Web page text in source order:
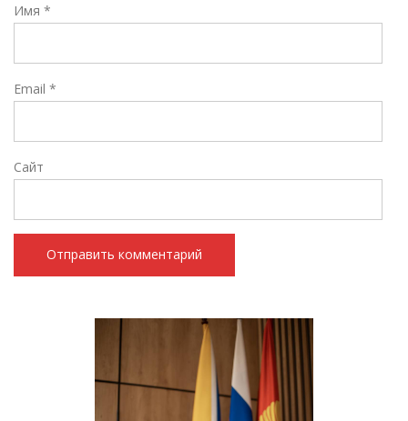
Имя *
Email *
Сайт